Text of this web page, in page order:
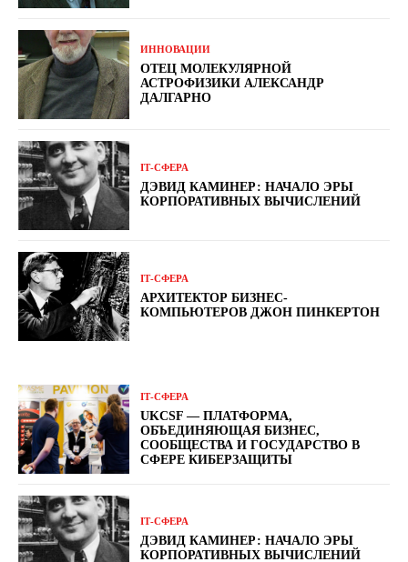
ИННОВАЦИИ
ОТЕЦ МОЛЕКУЛЯРНОЙ
АСТРОФИЗИКИ АЛЕКСАНДР
ДАЛГАРНО
ІТ-СФЕРА
ДЭВИД КАМИНЕР: НАЧАЛО ЭРЫ
КОРПОРАТИВНЫХ ВЫЧИСЛЕНИЙ
ІТ-СФЕРА
АРХИТЕКТОР БИЗНЕС-
КОМПЬЮТЕРОВ ДЖОН ПИНКЕРТОН
ІТ-СФЕРА
UKCSF — ПЛАТФОРМА,
ОБЪЕДИНЯЮЩАЯ БИЗНЕС,
СООБЩЕСТВА И ГОСУДАРСТВО В
СФЕРЕ КИБЕРЗАЩИТЫ
ІТ-СФЕРА
ДЭВИД КАМИНЕР: НАЧАЛО ЭРЫ
КОРПОРАТИВНЫХ ВЫЧИСЛЕНИЙ